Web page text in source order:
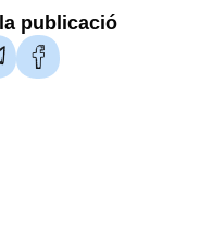
publicació